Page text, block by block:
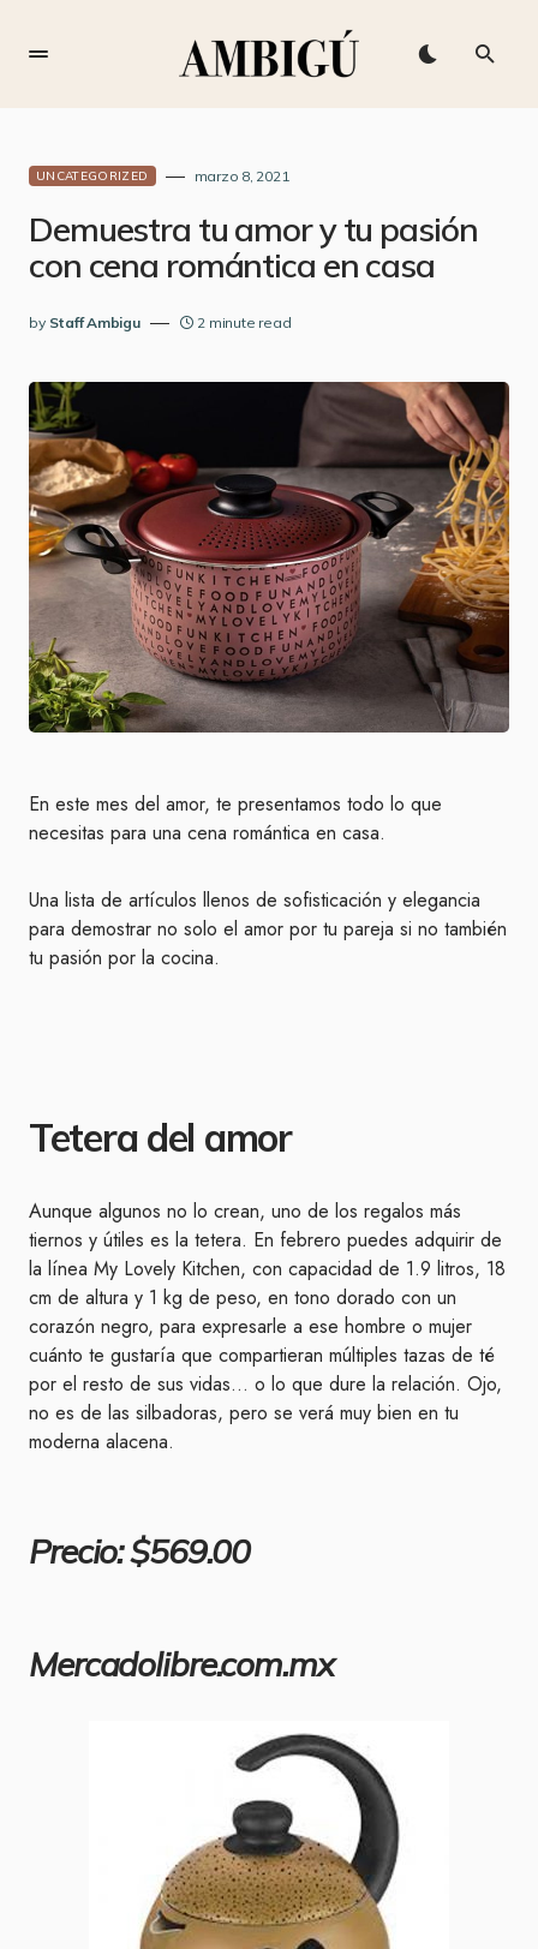
UNCATEGORIZED marzo 8, 2021
Demuestra tu amor y tu pasión
con cena romántica en casa
by Staff Ambigu 2 minute read
En este mes del amor, te presentamos todo lo que
necesitas para una cena romántica en casa.
Una lista de artículos llenos de sofisticación y elegancia
para demostrar no solo el amor por tu pareja si no también
tu pasión por la cocina.
Tetera del amor
Aunque algunos no lo crean, uno de los regalos más
tiernos y útiles es la tetera. En febrero puedes adquirir de
la línea My Lovely Kitchen, con capacidad de 1.9 litros, 18
cm de altura y 1 kg de peso, en tono dorado con un
corazón negro, para expresarle a ese hombre o mujer
cuánto te gustaría que compartieran múltiples tazas de té
por el resto de sus vidas… o lo que dure la relación. Ojo,
no es de las silbadoras, pero se verá muy bien en tu
moderna alacena.
Precio: $569.00
Mercadolibre.com.mx